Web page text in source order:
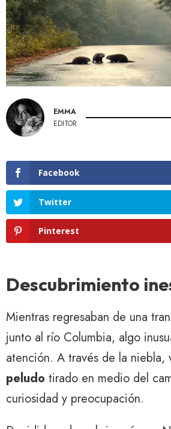
EMMA
EDITOR
Facebook
Twitter
Pinterest
Descubrimiento
Mientras regresaban de una
junto al río Columbia, algo
atención. A través de la niebla,
peludo tirado en medio del
curiosidad y preocupación.